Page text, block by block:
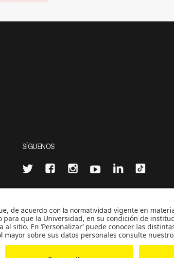
SÍGUENOS
CONTÁCTANOS
cerosetenta@uniandes.edu.co
BOGOTÁ, COLOMBIA